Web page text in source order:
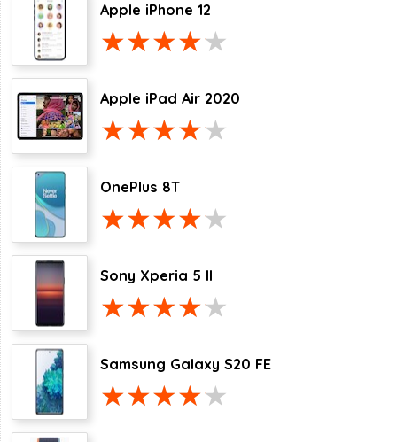
Apple iPhone 12
Apple iPad Air 2020
OnePlus 8T
Sony Xperia 5 II
Samsung Galaxy S20 FE